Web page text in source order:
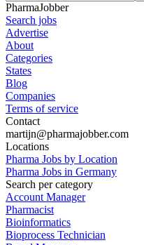
PharmaJobber
Search jobs
Advertise
About
Categories
States
Blog
Companies
Terms of service
Contact
martijn@pharmajobber.com
Locations
Pharma Jobs by Location
Pharma Jobs in Germany
Search per category
Account Manager
Pharmacist
Bioinformatics
Bioprocess Technician